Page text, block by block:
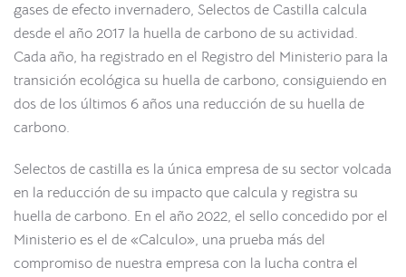
gases de efecto invernadero, Selectos de Castilla calcula
desde el año 2017 la huella de carbono de su actividad.
Cada año, ha registrado en el Registro del Ministerio para la
transición ecológica su huella de carbono, consiguiendo en
dos de los últimos 6 años una reducción de su huella de
carbono.
Selectos de castilla es la única empresa de su sector volcada
en la reducción de su impacto que calcula y registra su
huella de carbono. En el año 2022, el sello concedido por el
Ministerio es el de «Calculo», una prueba más del
compromiso de nuestra empresa con la lucha contra el